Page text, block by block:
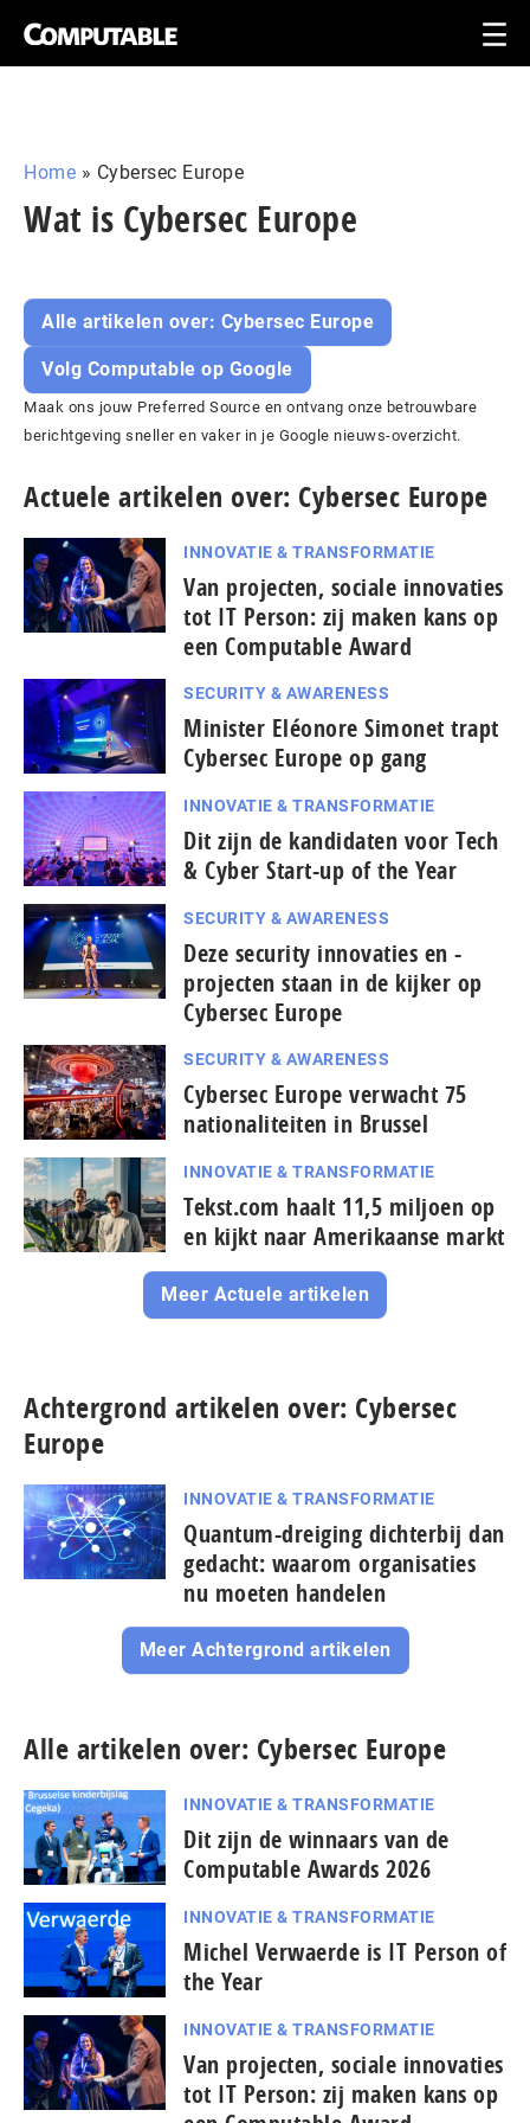
Home » Cybersec Europe
Wat is Cybersec Europe
Alle artikelen over: Cybersec Europe
Volg Computable op Google
Maak ons jouw Preferred Source en ontvang onze betrouwbare
berichtgeving sneller en vaker in je Google nieuws-overzicht.
Actuele artikelen over: Cybersec Europe
INNOVATIE & TRANSFORMATIE
Van projecten, sociale innovaties
tot IT Person: zij maken kans op
een Computable Award
SECURITY & AWARENESS
Minister Eléonore Simonet trapt
Cybersec Europe op gang
INNOVATIE & TRANSFORMATIE
Dit zijn de kandidaten voor Tech
& Cyber Start-up of the Year
SECURITY & AWARENESS
Deze security innovaties en -
projecten staan in de kijker op
Cybersec Europe
SECURITY & AWARENESS
Cybersec Europe verwacht 75
nationaliteiten in Brussel
INNOVATIE & TRANSFORMATIE
Tekst.com haalt 11,5 miljoen op
en kijkt naar Amerikaanse markt
Meer Actuele artikelen
Achtergrond artikelen over: Cybersec
Europe
INNOVATIE & TRANSFORMATIE
Quantum-dreiging dichterbij dan
gedacht: waarom or­ga­ni­sa­ties
nu moeten handelen
Meer Achtergrond artikelen
Alle artikelen over: Cybersec Europe
INNOVATIE & TRANSFORMATIE
Dit zijn de winnaars van de
Computable Awards 2026
INNOVATIE & TRANSFORMATIE
Michel Verwaerde is IT Person of
the Year
INNOVATIE & TRANSFORMATIE
Van projecten, sociale innovaties
tot IT Person: zij maken kans op